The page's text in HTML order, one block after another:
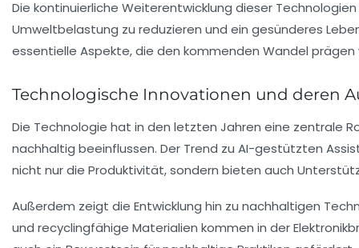
Die kontinuierliche Weiterentwicklung dieser Technologien
Umweltbelastung zu reduzieren und ein gesünderes
essentielle Aspekte, die den kommenden Wandel prägen
Technologische Innovationen und deren
Die Technologie hat in den letzten Jahren eine zentrale
nachhaltig beeinflussen. Der Trend zu AI-gestützten
nicht nur die Produktivität, sondern bieten auch
Außerdem zeigt die Entwicklung hin zu nachhaltigen
und recyclingfähige Materialien kommen in der